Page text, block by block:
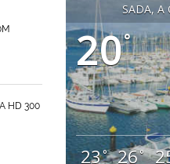
HD 300
SADA, A
20°
23° 26°